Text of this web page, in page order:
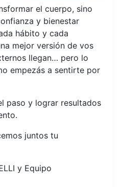
el cuerpo, sino
y bienestar
hábito y cada
mejor versión de vos
llegan… pero lo
empezás a sentirte por
paso y lograr resultados
juntos tu
y Equipo